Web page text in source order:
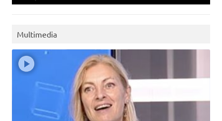
Multimedia